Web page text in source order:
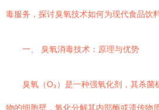
毒服务，探讨臭氧技术如何为现代食品饮
一、 臭氧消毒技术：原理与优势
臭氧（O₃）是一种强氧化剂，其杀菌
物的细胞壁，氧化分解其内部酶或遗传物